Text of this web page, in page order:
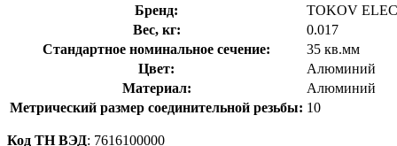
Бренд:
TOKOV
Вес, кг:
0.017
Стандартное номинальное сечение:
35 кв.мм
Цвет:
Алюминий
Материал:
Алюминий
Метрический размер соединительной резьбы: 10
Код ТН ВЭД: 7616100000